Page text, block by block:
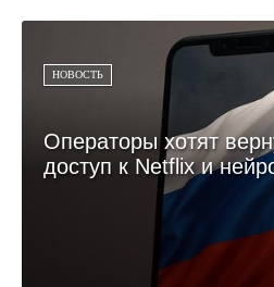
НОВОСТЬ
Операторы хотят
доступ к Netflix и